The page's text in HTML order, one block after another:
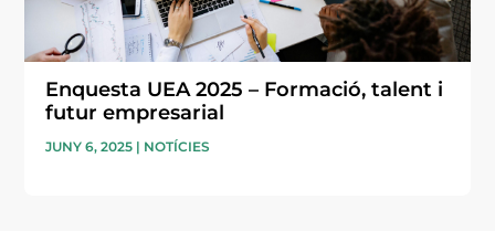
Enquesta UEA 2025 – Formació, talent i
futur empresarial
JUNY 6, 2025 | NOTÍCIES